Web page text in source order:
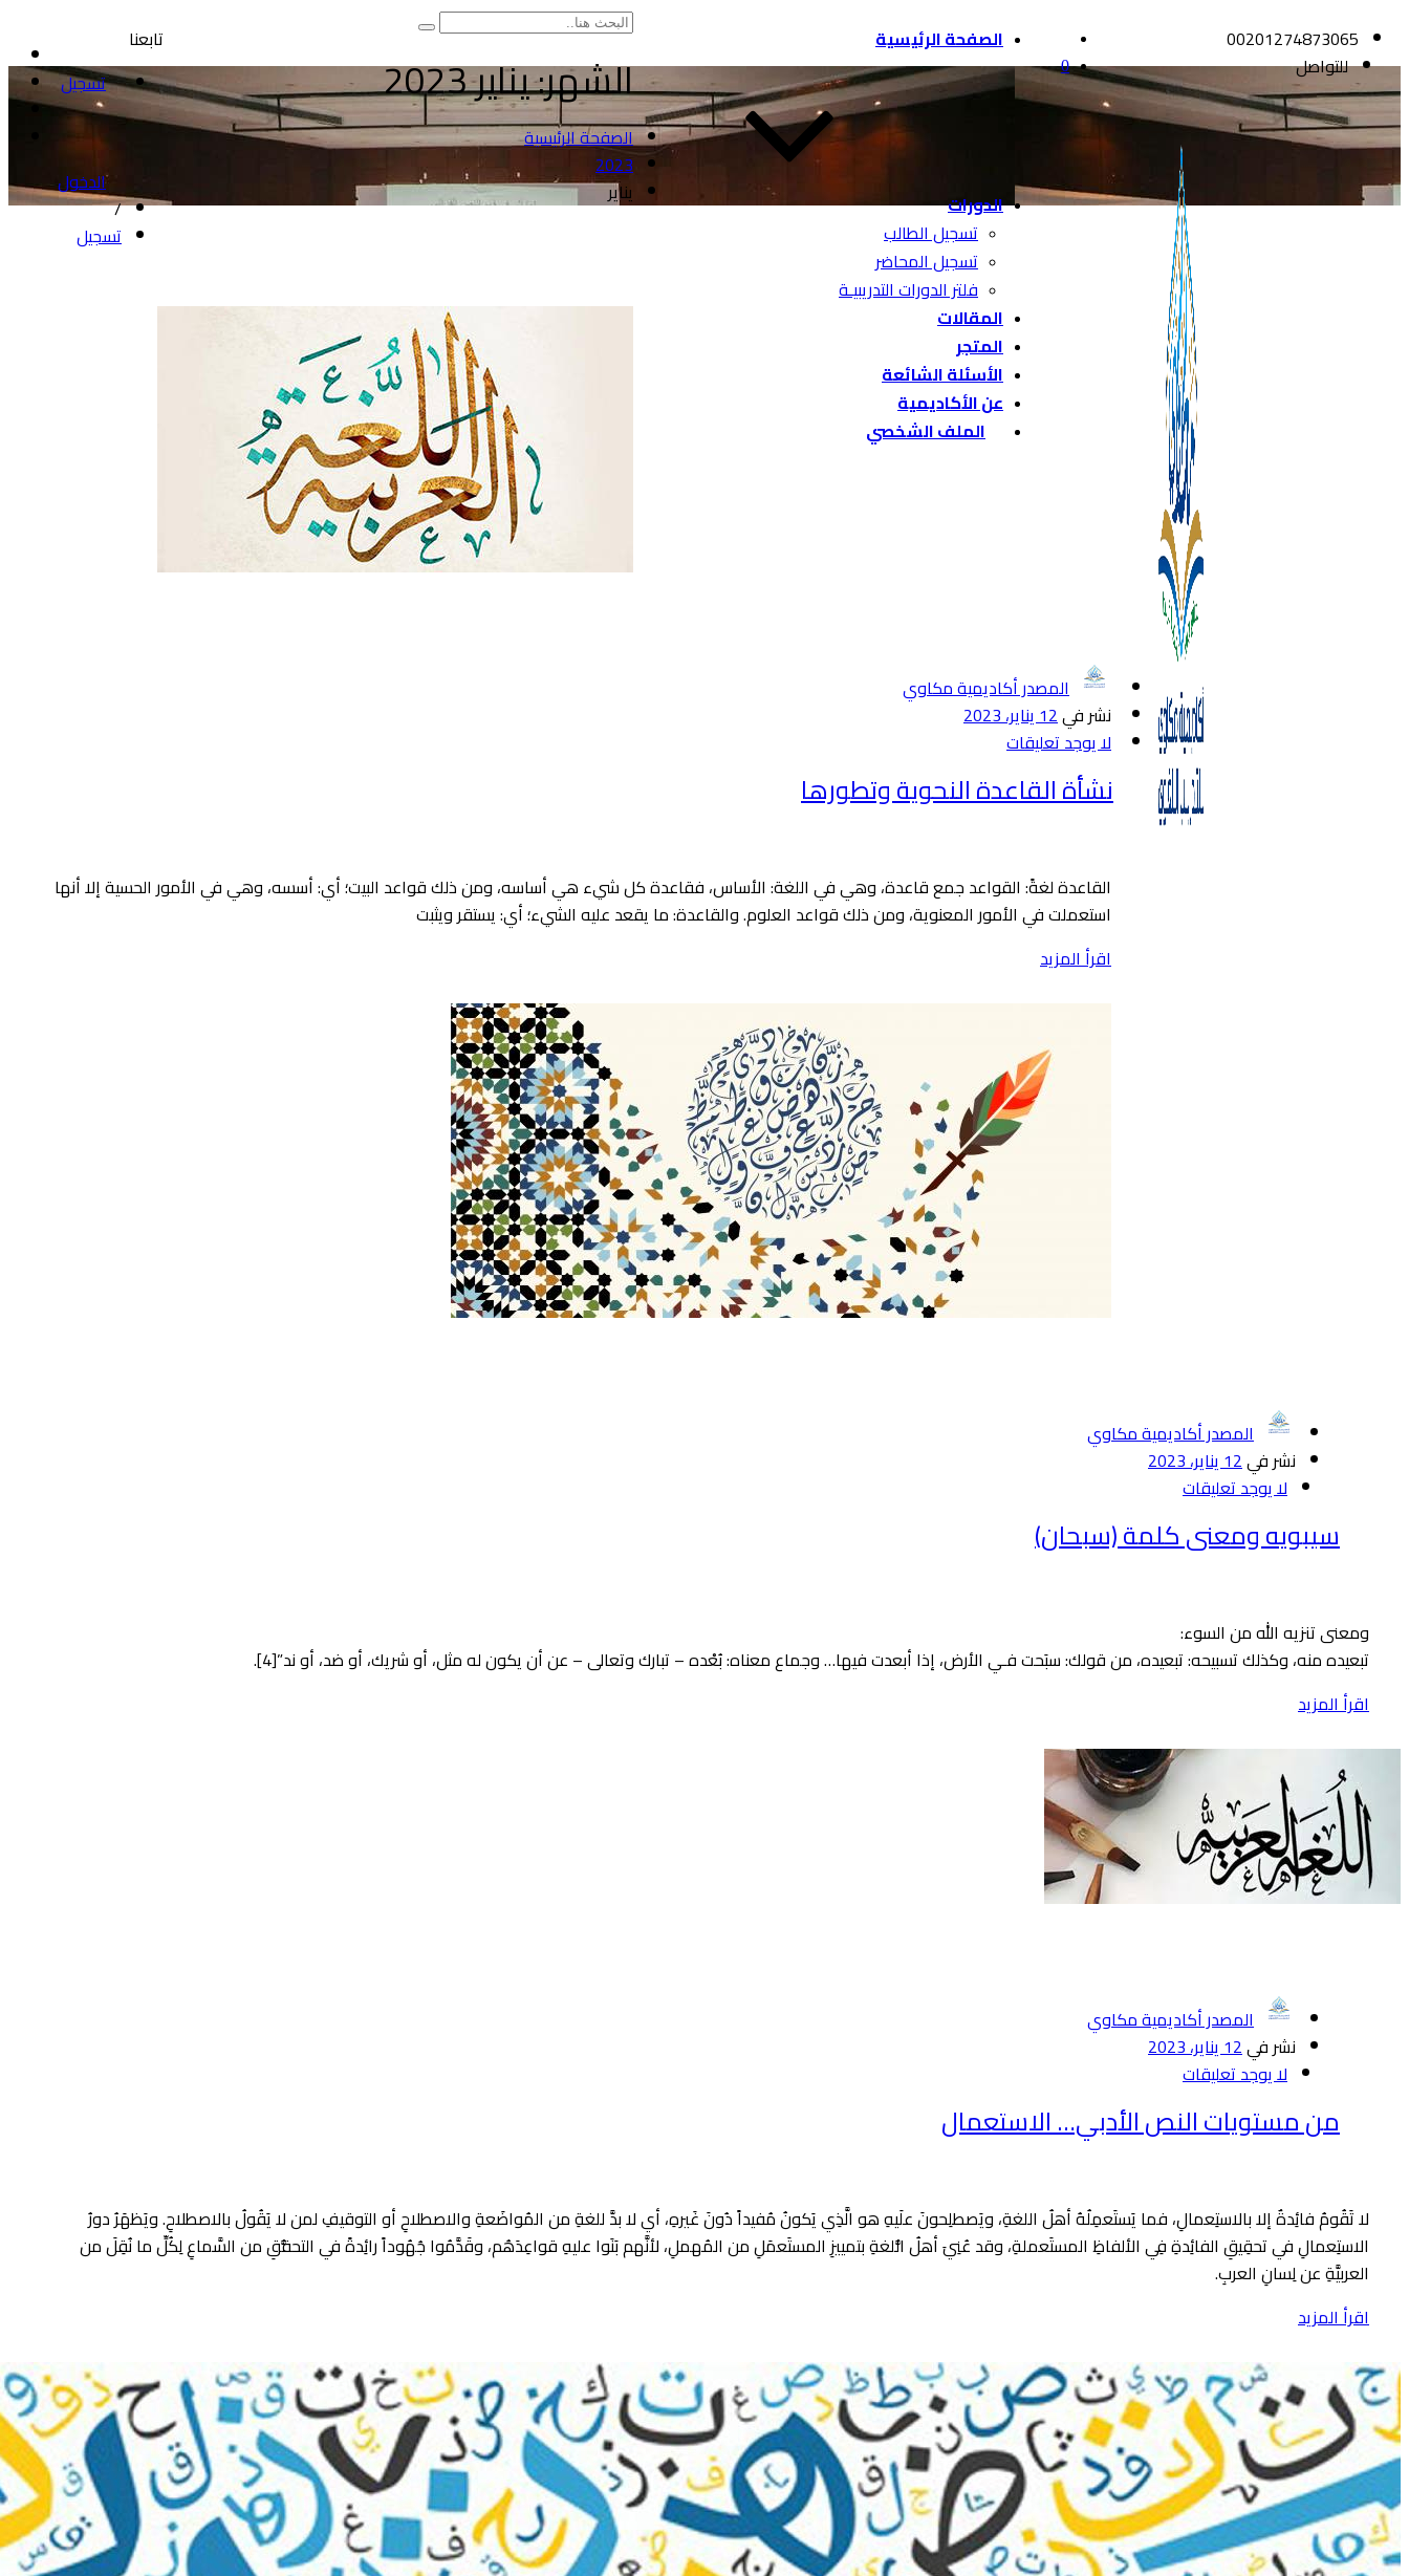
00201274873065
للتواصل
تابعنا
تسجيل
الدخول
/
تسجيل
0
الصفحة الرئيسية
الدورات
تسجيل الطالب
تسجيل المحاضر
فلتر الدورات التدريبيـة
المقالات
المتجر
الأسئلة الشائعة
عن الأكاديمية
الملف الشخصي
الشهر:يناير 2023
الصفحة الرئيسية
2023
يناير
المصدر أكاديمية مكاوي
نشر في12 يناير، 2023
لا يوجد تعليقات
نشأة القاعدة النحوية وتطورها
القاعدة لغةً: القواعد جمع قاعدة، وهي في اللغة: الأساس، فقاعدة كل شيء هي أساسه، ومن ذلك قواعد البيت؛ أي: أسسه، وهي في الأمور الحسية إلا أنها
استعملت في الأمور المعنوية، ومن ذلك قواعد العلوم. والقاعدة: ما يقعد عليه الشيء؛ أي: يستقر ويثبت
اقرأ المزيد
المصدر أكاديمية مكاوي
نشر في12 يناير، 2023
لا يوجد تعليقات
سيبويه ومعنى كلمة (سبحان)
ومعنى تنزيه الله من السوء:
تبعيده منه، وكذلك تسبيحه: تبعيده، من قولك: سبَحت فـي الأرض، إذا أبعدت فيها… وجماع معناه: بُعْده – تبارك وتعالى – عن أن يكون له مثل، أو شريك، أو ضد، أو ند”[4].
اقرأ المزيد
المصدر أكاديمية مكاوي
نشر في12 يناير، 2023
لا يوجد تعليقات
من مستويات النص الأدبي… الاستعمال
لا تَقُومُ فائِدةٌ إلا بالاستِعمالِ، فما يَستَعمِلُهُ أهلُ اللغةِ، ويَصطلِحونَ علَيهِ هو الَّذِي يَكونُ مُفيداً دُونَ غَيرهِ، أي لا بدَّ للغةِ من المُواضَعةِ والاصطلاحِ أو التوقيفِ لمن لا يَقُولُ بالاصطلاحِ. ويَظهَرُ دورُ
الاستِعمالِ في تحقِيقِ الفائِدةِ فِي الألفاظِ المستَعملةِ، وقد عُنِيَ أهلُ الُّلغةِ بتمييزِ المستَعمَلِ من المُهملِ، لأنَّهم بَنَوا عليهِ قواعِدَهُم، وقَدَّمُوا جُهُوداً رائِدةً في التحقُّقِ من السَّماعِ لِكُلِّ ما نُقِلَ من
العربيَّةِ عن لِسانِ العربِ.
اقرأ المزيد